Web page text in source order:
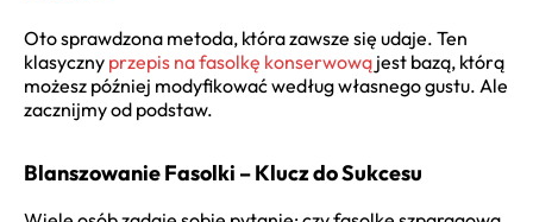
Oto sprawdzona metoda, która zawsze się udaje. Ten
klasyczny przepis na fasolkę konserwową jest bazą, którą
możesz później modyfikować według własnego gustu. Ale
zacznijmy od podstaw.
Blanszowanie Fasolki – Klucz do Sukcesu